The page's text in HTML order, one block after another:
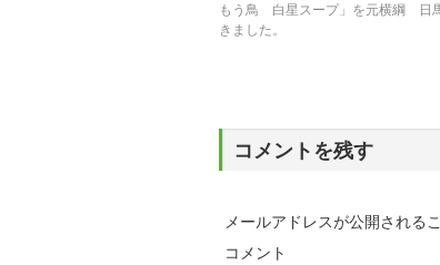
もう鳥 白星スープ」を元横綱 日
きました。
コメントを残す
メールアドレスが公開される
コメント